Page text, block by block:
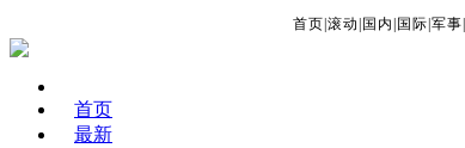
首页 滚动 国内 国际 军事
首页
最新